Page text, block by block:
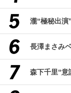
瀧“極秘出演
長澤まさみ
森下千里“意